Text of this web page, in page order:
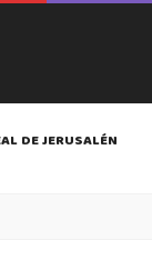
DE JERUSALÉN